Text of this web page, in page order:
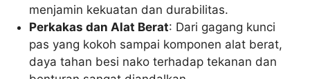
menjamin kekuatan dan durabilitas.
Perkakas dan Alat Berat: Dari gagang kunci
pas yang kokoh sampai komponen alat berat,
daya tahan besi nako terhadap tekanan dan